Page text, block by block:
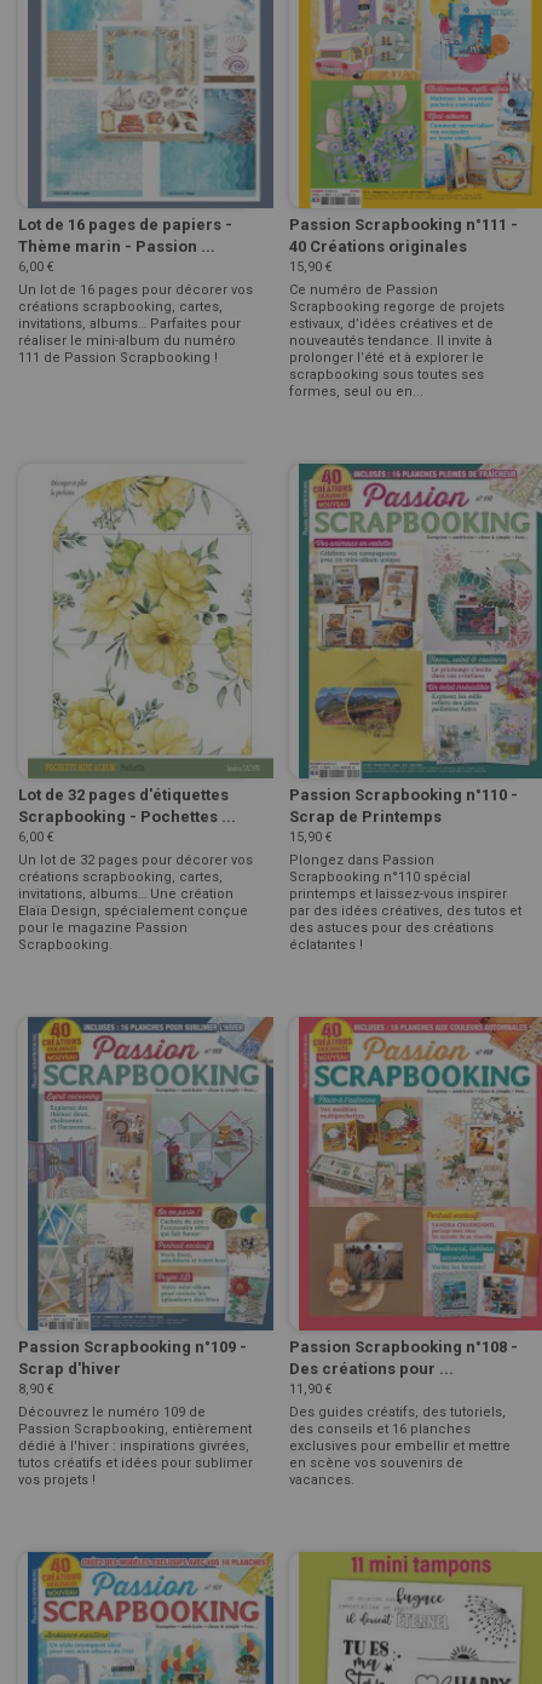
Lot de 16 pages de papiers -
Thème marin - Passion ...
6,00 €
Un lot de 16 pages pour décorer vos
créations scrapbooking, cartes,
invitations, albums… Parfaites pour
réaliser le mini-album du numéro
111 de Passion Scrapbooking !
Passion Scrapbooking n°111 -
40 Créations originales
15,90 €
Ce numéro de Passion
Scrapbooking regorge de projets
estivaux, d’idées créatives et de
nouveautés tendance. Il invite à
prolonger l’été et à explorer le
scrapbooking sous toutes ses
formes, seul ou en...
Lot de 32 pages d'étiquettes
Scrapbooking - Pochettes ...
6,00 €
Un lot de 32 pages pour décorer vos
créations scrapbooking, cartes,
invitations, albums… Une création
Elaïa Design, spécialement conçue
pour le magazine Passion
Scrapbooking.
Passion Scrapbooking n°110 -
Scrap de Printemps
15,90 €
Plongez dans Passion
Scrapbooking n°110 spécial
printemps et laissez-vous inspirer
par des idées créatives, des tutos et
des astuces pour des créations
éclatantes !
Passion Scrapbooking n°109 -
Scrap d'hiver
8,90 €
Découvrez le numéro 109 de
Passion Scrapbooking, entièrement
dédié à l'hiver : inspirations givrées,
tutos créatifs et idées pour sublimer
vos projets !
Passion Scrapbooking n°108 -
Des créations pour ...
11,90 €
Des guides créatifs, des tutoriels,
des conseils et 16 planches
exclusives pour embellir et mettre
en scène vos souvenirs de
vacances.